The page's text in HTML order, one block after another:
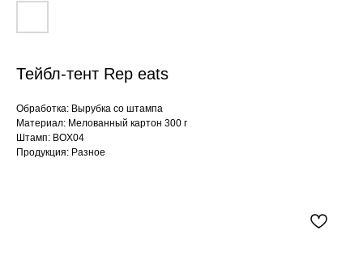
Тейбл-тент Rep eats
Обработка: Вырубка со штампа
Материал: Мелованный картон 300 г
Штамп: BOX04
Продукция: Разное